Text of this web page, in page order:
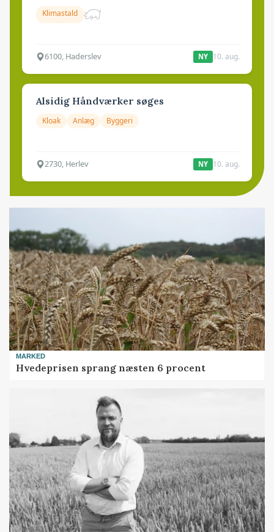
Klimastald
6100, Haderslev NY 10. aug.
Alsidig Håndværker søges
Kloak Anlæg Byggeri
2730, Herlev NY 10. aug.
MARKED
Hvedeprisen sprang næsten 6 procent